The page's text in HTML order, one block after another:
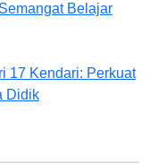
Belajar
17 Kendari: Perkuat
Didik